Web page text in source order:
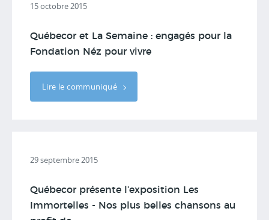
15 octobre 2015
Québecor et La Semaine : engagés pour la
Fondation Néz pour vivre
Lire le communiqué
29 septembre 2015
Québecor présente l’exposition Les
Immortelles - Nos plus belles chansons au